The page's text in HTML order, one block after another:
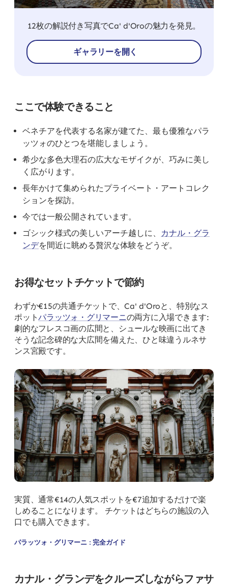
12枚の解説付き写真でCa' d'Oroの魅力を発見。
ギャラリーを開く
ここで体験できること
ベネチアを代表する名家が建てた、最も優雅なパラ
ッツォのひとつを堪能しましょう。
希少な多色大理石の広大なモザイクが、巧みに美し
く広がります。
長年かけて集められたプライベート・アートコレク
ションを探訪。
今では一般公開されています。
ゴシック様式の美しいアーチ越しに、
カナル・グラ
ンデを間近に眺める贅沢な体験をどうぞ。
お得なセットチケットで節約
わずか€15の共通チケットで、Ca' d'Oroと、特別なス
ポットパラッツォ・グリマーニの両方に入場できます:
劇的なフレスコ画の広間と、シュールな映画に出てき
そうな記念碑的な大広間を備えた、ひと味違うルネサ
ンス宮殿です。
実質、通常€14の人気スポットを€7追加するだけで楽
しめることになります。 チケットはどちらの施設の入
口でも購入できます。
パラッツォ・グリマーニ : 完全ガイド
カナル・グランデをクルーズしながらファサ